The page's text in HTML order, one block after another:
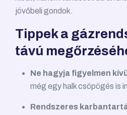
jövőbeli gondok.
Tippek a
távú
Ne hagyja figyelmen
még egy halk csöpögés is
Rendszeres